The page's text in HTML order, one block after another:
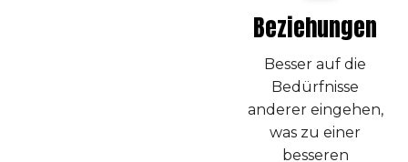
Beziehungen
Besser auf die
Bedürfnisse
anderer eingehen,
was zu einer
besseren